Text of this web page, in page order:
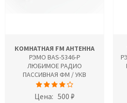
КОМНАТНАЯ FM АНТЕННА
РЭМО BAS-5346-P
ЛЮБИМОЕ РАДИО
ПАССИВНАЯ ФМ / УКВ
Цена: 500 ₽